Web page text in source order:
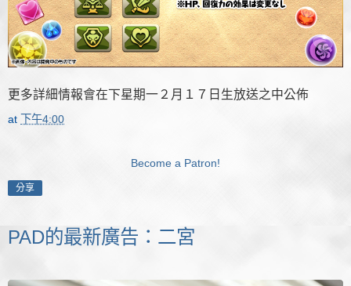
更多詳細情報會在下星期一２月１７日生放送之中公佈
at 下午4:00
Become a Patron!
分享
PAD的最新廣告：二宮